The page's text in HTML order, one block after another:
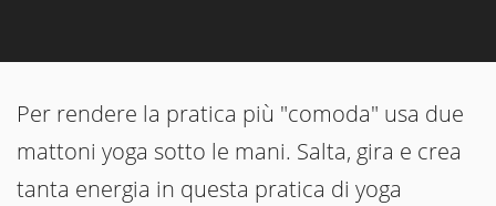
Per rendere la pratica più "comoda" usa due
mattoni yoga sotto le mani. Salta, gira e crea
tanta energia in questa pratica di yoga